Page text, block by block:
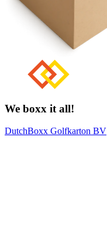
We boxx it all!
DutchBoxx Golfkarton BV